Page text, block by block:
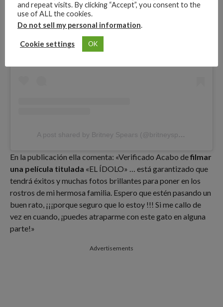
View this post on Instagram
A post shared by Britney Spears (@britneyspears)
En la publicación ella comenta: «Verificado Acabo defilmar
una película titulada «EL ÍDOLO» … está garantizado que
tendrá éxitos y muchas fotos brillantes para poner en los
rostros de mi hermosa familia. Espero que estén pasando un
buen rato, ¡¡¡porque seguro que lo estoy !!! Si me callo de
vez en cuando, ¡puedes atraparme con este gato en alguna
parte!»
Advertisements
and repeat visits. By clicking “Accept”, you consent to the
use of ALL the cookies.
Do not sell my personal information.
Cookie settings OK